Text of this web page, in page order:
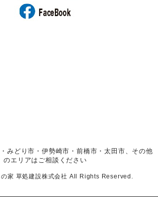
みどり市・伊勢崎市・前橋市・太田市、その他
のエリアはご相談ください
家 草処建設株式会社 All Rights Reserved.